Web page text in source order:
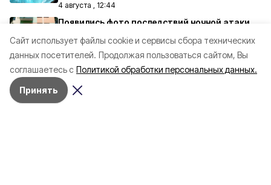
Cайт использует файлы cookie и сервисы сбора технических
данных посетителей. Продолжая пользоваться сайтом, Вы
соглашаетесь с Политикой обработки персональных данных.
Принять
4 августа , 12:44
Появились фото последствий ночной атаки
Сегодня, 13:22
Беспилотник атаковал коммерческий объект
в Короче, пострадали мужчина и подросток
2 августа , 21:11
Александр Шуваев оценил обновление